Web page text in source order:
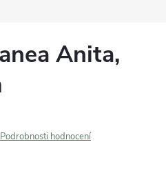
Anita,
Podrobnosti hodnocení